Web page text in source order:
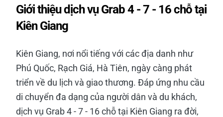
Giới thiệu dịch vụ Grab 4 - 7 - 16 chỗ tại
Kiên Giang
Kiên Giang, nơi nổi tiếng với các địa danh như
Phú Quốc, Rạch Giá, Hà Tiên, ngày càng phát
triển về du lịch và giao thương. Đáp ứng nhu cầu
di chuyển đa dạng của người dân và du khách,
dịch vụ Grab 4 - 7 - 16 chỗ tại Kiên Giang ra đời,